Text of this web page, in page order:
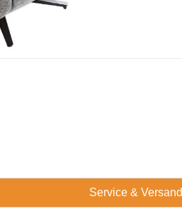
Service & Versand